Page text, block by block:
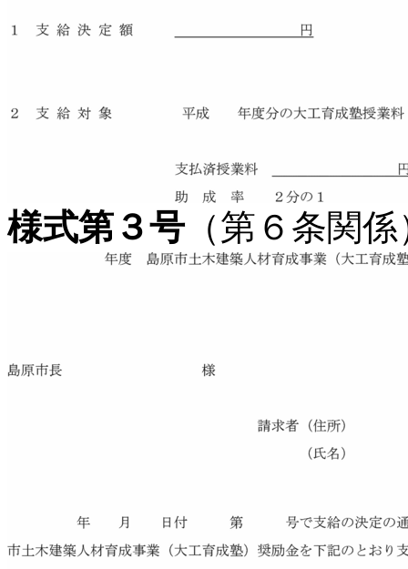
様式第３号（第６条関係